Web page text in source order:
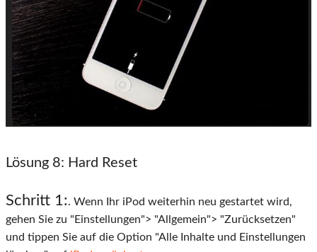
Lösung 8: Hard Reset
Schritt 1:. Wenn Ihr iPod weiterhin neu gestartet wird,
gehen Sie zu "Einstellungen"> "Allgemein"> "Zurücksetzen"
und tippen Sie auf die Option "Alle Inhalte und Einstellungen